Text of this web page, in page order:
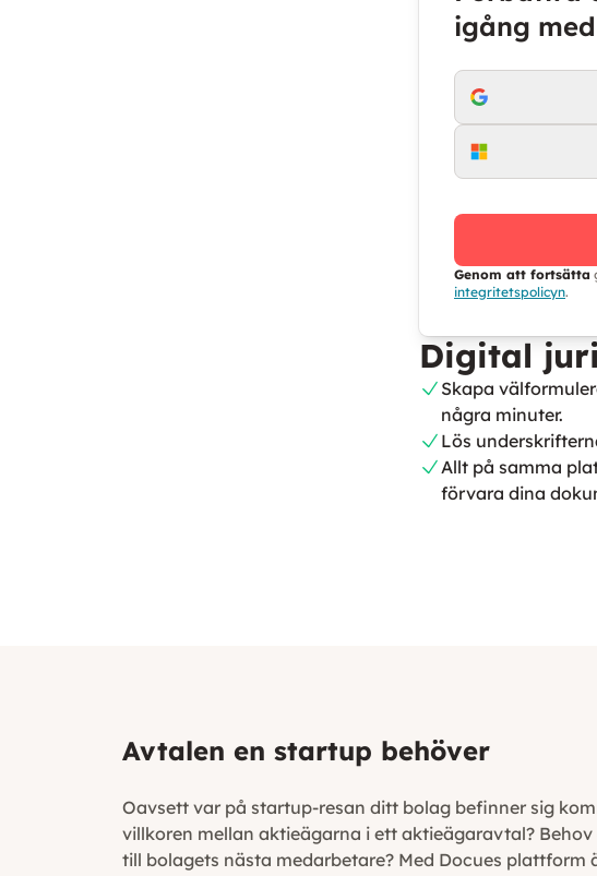
Digital
Skapa
några minuter.
Lös
Allt på samma
förvara dina
igång
Genom att fortsätta
integritetspolicyn.
Avtalen en startup behöver
Oavsett var på startup-resan ditt bolag befinner sig
villkoren mellan aktieägarna i ett aktieägaravtal?
till bolagets nästa medarbetare? Med Docues plattform